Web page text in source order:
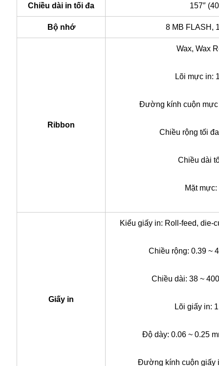
Chiều dài in tối đa 157″
Bộ nhớ 8 MB FLASH,
Ribbon
Wax, Wax
Lõi mực in:
Đường kính cuộn mực
Chiều rộng tối
Chiều dài
Mặt mực:
Giấy in
Kiểu giấy in: Roll-feed, die-
Chiều rộng: 0.39 ~
Chiều dài: 38 ~
Lõi giấy in:
Độ dày: 0.06 ~ 0.25
Đường kính cuộn giấy